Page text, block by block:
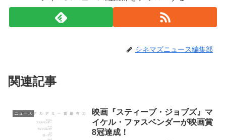
シネマズニュース編集部
関連記事
ニュース
映画『スティーブ・ジョブズ』マ
イケル・ファスベンダーが映画賞
8冠達成！